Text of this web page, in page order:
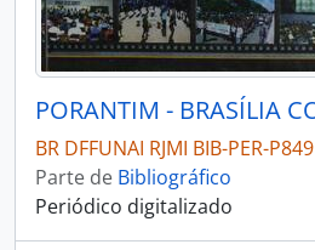
BR DFFUNAI RJMI BIB-PER-P849
Parte de Bibliográfico
Periódico digitalizado